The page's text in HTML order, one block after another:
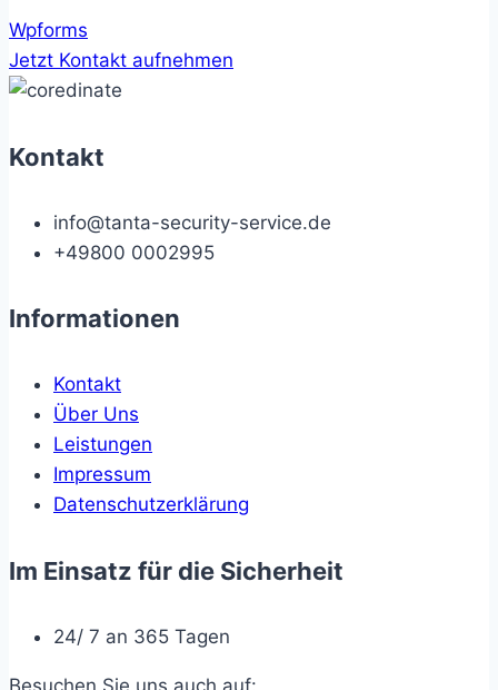
Wpforms
Jetzt Kontakt aufnehmen
Kontakt
info@tanta-security-service.de
+49800 0002995
Informationen
Kontakt
Über Uns
Leistungen
Impressum
Datenschutzerklärung
Im Einsatz für die Sicherheit
24/ 7 an 365 Tagen
Besuchen Sie uns auch auf: